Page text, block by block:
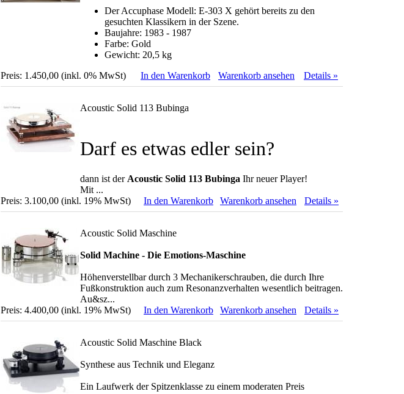
Der Accuphase Modell: E-303 X gehört bereits zu den
gesuchten Klassikern in der Szene.
Baujahre: 1983 - 1987
Farbe: Gold
Gewicht: 20,5 kg
Preis: 1.450,00 (inkl. 0% MwSt)
In den Warenkorb Warenkorb ansehen Details »
Acoustic Solid 113 Bubinga
Darf es etwas edler sein?
dann ist der Acoustic Solid 113 Bubinga Ihr neuer Player!
Mit ...
Preis: 3.100,00 (inkl. 19% MwSt)
In den Warenkorb Warenkorb ansehen Details »
Acoustic Solid Maschine
Solid Machine - Die Emotions-Maschine
Höhenverstellbar durch 3 Mechanikerschrauben, die durch Ihre
Fußkonstruktion auch zum Resonanzverhalten wesentlich beitragen.
Au&sz...
Preis: 4.400,00 (inkl. 19% MwSt)
In den Warenkorb Warenkorb ansehen Details »
Acoustic Solid Maschine Black
Synthese aus Technik und Eleganz
Ein Laufwerk der Spitzenklasse zu einem moderaten Preis